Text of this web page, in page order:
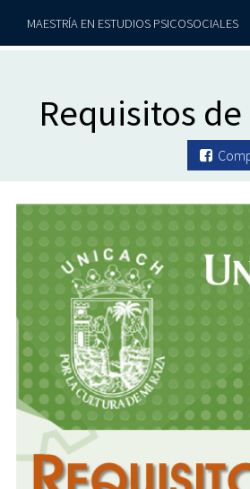
MAESTRÍA EN ESTUDIOS PSICOSOCIALES
Requisitos